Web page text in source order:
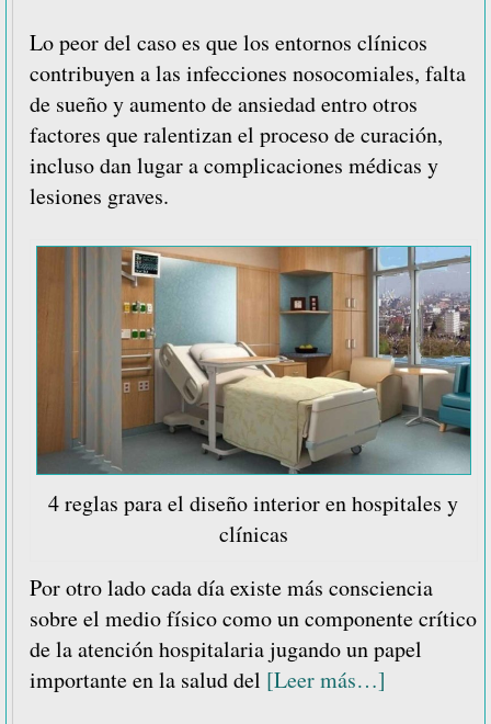
Lo peor del caso es que los entornos clínicos
contribuyen a las infecciones nosocomiales, falta
de sueño y aumento de ansiedad entro otros
factores que ralentizan el proceso de curación,
incluso dan lugar a complicaciones médicas y
lesiones graves.
4 reglas para el diseño interior en hospitales y
clínicas
Por otro lado cada día existe más consciencia
sobre el medio físico como un componente crítico
de la atención hospitalaria jugando un papel
importante en la salud del [Leer más…]